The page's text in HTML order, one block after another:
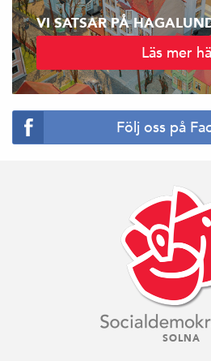
VI SATSAR PÅ
Läs mer
Följ oss på
SOLNA